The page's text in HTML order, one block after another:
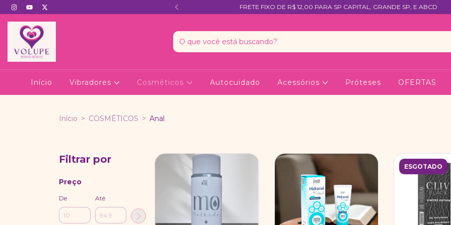
- NÃO TEM MENÇÃO AO NOME FRETE FIXO DE R$ 12,00 PARA SP CAPITAL, GRANDE SP, E ABCD
Início Vibradores Cosméticos Autocuidado Acessórios Próteses OFERTAS
Início > COSMÉTICOS > Anal
Filtrar por
Preço
De Até
ESGOTADO